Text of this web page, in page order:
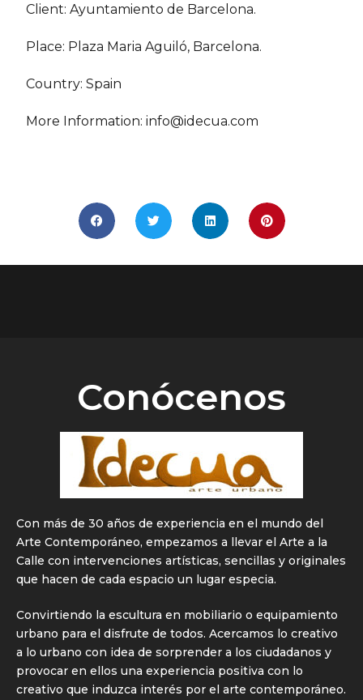
Client: Ayuntamiento de Barcelona.
Place: Plaza Maria Aguiló, Barcelona.
Country: Spain
More Information:info@idecua.com
Conócenos
Con más de 30 años de experiencia en el mundo del
Arte Contemporáneo, empezamos a llevar el Arte a la
Calle con intervenciones artísticas, sencillas y originales
que hacen de cada espacio un lugar especia.
Convirtiendo la escultura en mobiliario o equipamiento
urbano para el disfrute de todos. Acercamos lo creativo
a lo urbano con idea de sorprender a los ciudadanos y
provocar en ellos una experiencia positiva con lo
creativo que induzca interés por el arte contemporáneo.